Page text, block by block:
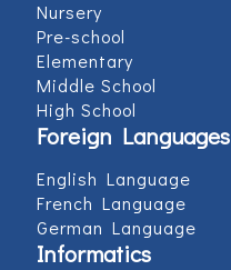
Nursery
Pre-school
Elementary
Middle School
High School
Foreign Languages
English Language
French Language
German Language
Informatics